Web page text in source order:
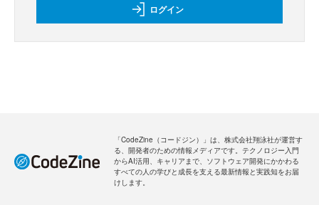
ログイン
「CodeZine（コードジン）」は、株式会社翔泳社が運営す
る、開発者のための情報メディアです。テクノロジー入門
からAI活用、キャリアまで、ソフトウェア開発にかかわる
すべての人の学びと成長を支える最新情報と実践知をお届
けします。